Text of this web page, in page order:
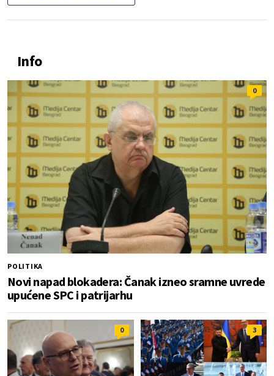
Info
0
POLITIKA
Novi napad blokadera: Čanak izneo sramne uvrede
upućene SPC i patrijarhu
0 3